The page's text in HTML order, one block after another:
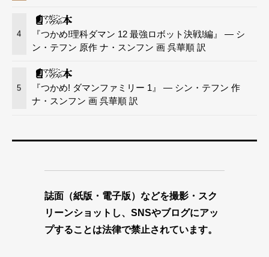
4
『つかめ!理科ダマン 12 最強ロボット決戦!編』 — シ
ン・テフン 原作 ナ・スンフン 画 呉華順 訳
5
『つかめ! ダマンファミリー 1』 — シン・テフン 作
ナ・スンフン 画 呉華順 訳
誌面（紙版・電子版）などを撮影・スク
リーンショットし、SNSやブログにアッ
プすることは法律で禁止されています。